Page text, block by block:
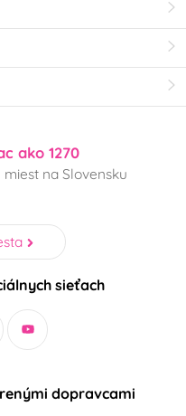
ako 1270
na Slovensku
sieťach
dopravcami